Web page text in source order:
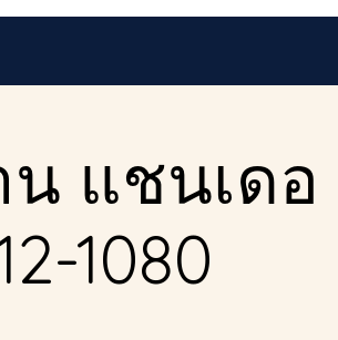
แชนเดอ
1080